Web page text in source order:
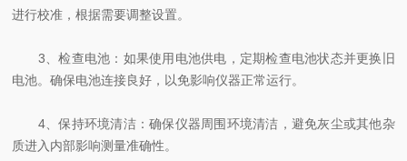
进行校准，根据需要调整设置。
3、检查电池：如果使用电池供电，定期检查电池状态并更换旧
电池。确保电池连接良好，以免影响仪器正常运行。
4、保持环境清洁：确保仪器周围环境清洁，避免灰尘或其他杂
质进入内部影响测量准确性。